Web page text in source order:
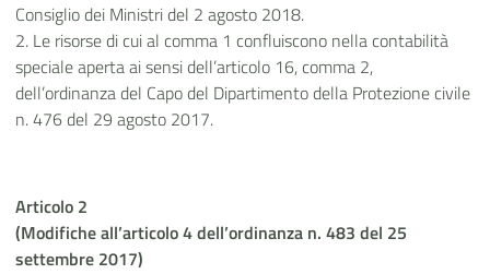
Consiglio dei Ministri del 2 agosto 2018.
2. Le risorse di cui al comma 1 confluiscono nella contabilità
speciale aperta ai sensi dell’articolo 16, comma 2,
dell’ordinanza del Capo del Dipartimento della Protezione civile
n. 476 del 29 agosto 2017.
Articolo 2
(Modifiche all’articolo 4 dell’ordinanza n. 483 del 25
settembre 2017)